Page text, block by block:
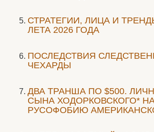
СТРАТЕГИИ, ЛИЦА И
ЛЕТА 2026 ГОДА
ПОСЛЕДСТВИЯ
ЧЕХАРДЫ
ДВА ТРАНША ПО $500.
СЫНА ХОДОРКОВСКОГО*
РУСОФОБИЮ